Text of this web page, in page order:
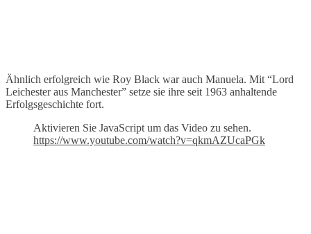
Ähnlich erfolgreich wie Roy Black war auch Manuela. Mit “Lord
Leichester aus Manchester” setze sie ihre seit 1963 anhaltende
Erfolgsgeschichte fort.
Aktivieren Sie JavaScript um das Video zu sehen.
https://www.youtube.com/watch?v=qkmAZUcaPGk